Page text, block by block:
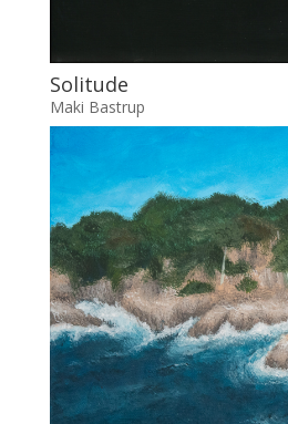
Solitude
Maki Bastrup